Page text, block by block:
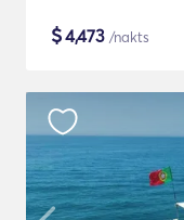
$4,473 /nakts